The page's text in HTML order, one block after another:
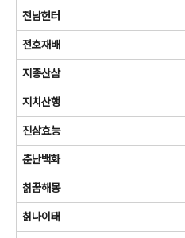
전남헌터
전호재배
지종산삼
지치산행
진삼효능
춘난백화
칡꿈해몽
칡나이태